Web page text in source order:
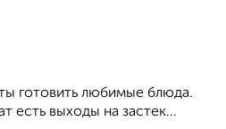
готовить любимые блюда.
есть выходы на застек...